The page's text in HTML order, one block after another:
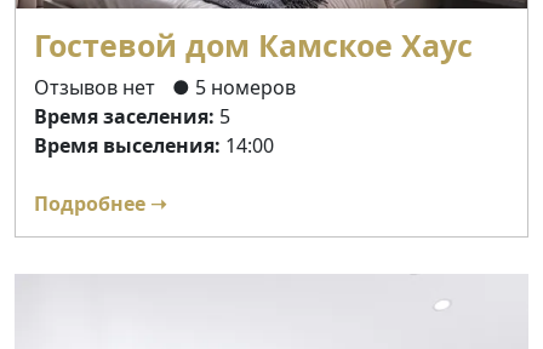
Гостевой дом Камское Хаус
Отзывов нет
● 5 номеров
Время заселения: 5
Время выселения: 14:00
Подробнее ➝